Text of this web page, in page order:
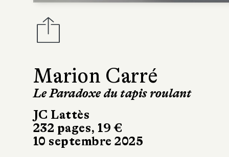
Marion Carré
Le Paradoxe du tapis roulant
JC Lattès
232 pages, 19 €
10 septembre 2025